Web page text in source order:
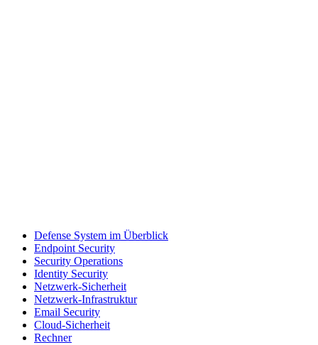
Defense System im Überblick
Endpoint Security
Security Operations
Identity Security
Netzwerk-Sicherheit
Netzwerk-Infrastruktur
Email Security
Cloud-Sicherheit
Rechner